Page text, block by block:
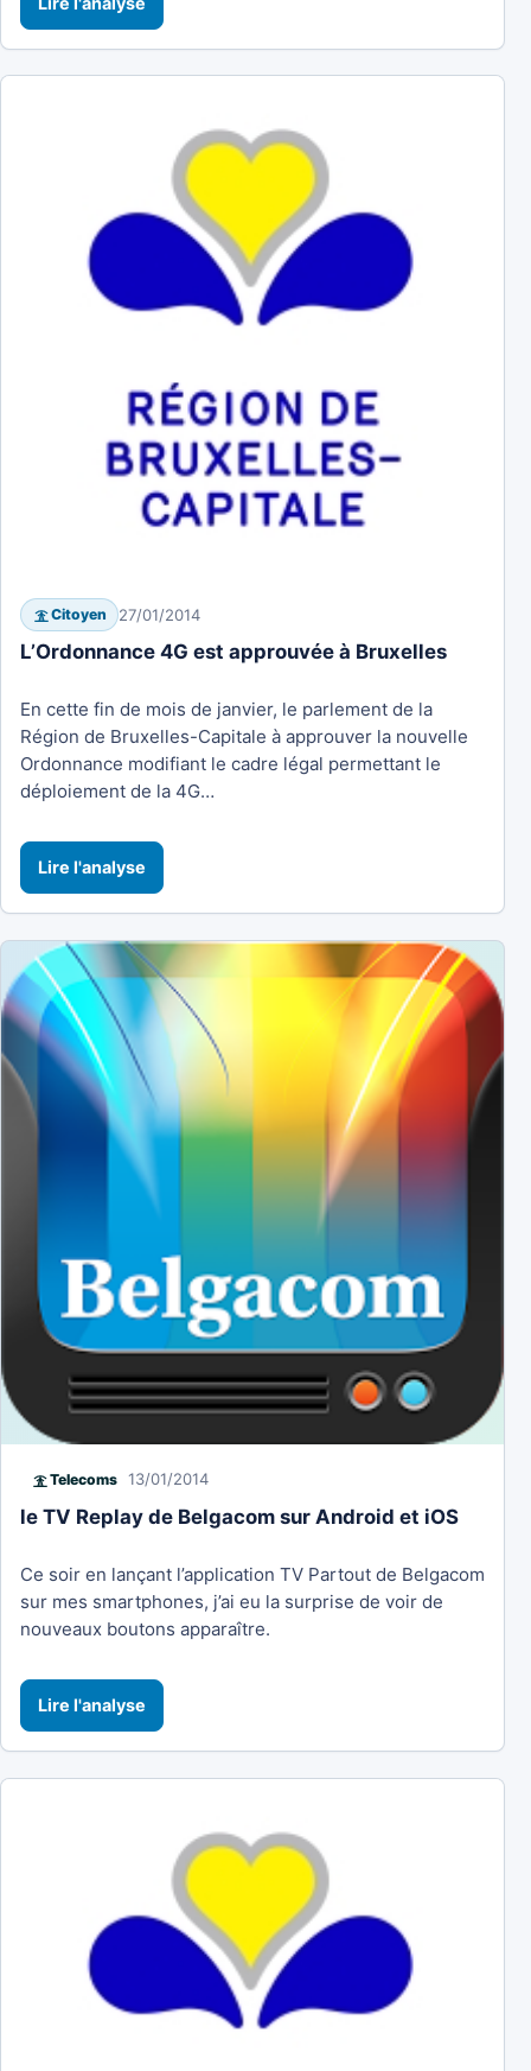
Citoyen 27/01/2014
L’Ordonnance 4G est approuvée à Bruxelles
En cette fin de mois de janvier, le parlement de la
Région de Bruxelles-Capitale à approuver la nouvelle
Ordonnance modifiant le cadre légal permettant le
déploiement de la 4G…
Lire l'analyse
Telecoms 13/01/2014
le TV Replay de Belgacom sur Android et iOS
Ce soir en lançant l’application TV Partout de Belgacom
sur mes smartphones, j’ai eu la surprise de voir de
nouveaux boutons apparaître.
Lire l'analyse